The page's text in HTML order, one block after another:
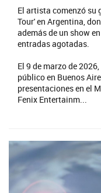
El artista comenzó su
Tour' en Argentina,
además de un show
entradas agotadas.
El 9 de marzo de
público en Buenos
presentaciones en el
Fenix Entertainm...